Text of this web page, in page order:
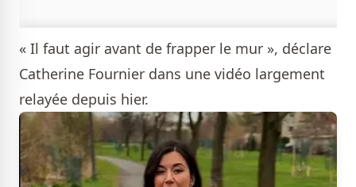
« Il faut agir avant de frapper le mur », déclare
Catherine Fournier dans une vidéo largement
relayée depuis hier.